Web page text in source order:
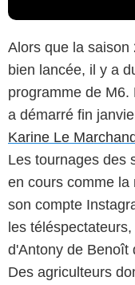
Alors que la saison
bien lancée, il y a
programme de M6.
a démarré fin
Karine Le
Les tournages des
en cours comme la
son compte
les
d'Antony de Benoît
Des agriculteurs